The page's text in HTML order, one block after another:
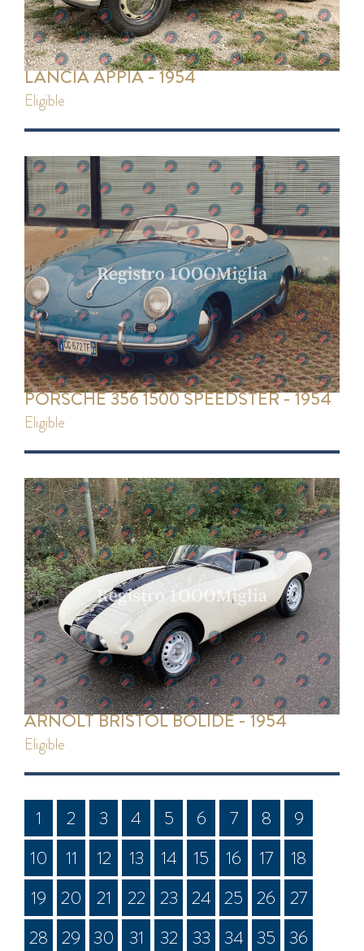
LANCIA APPIA - 1954
eligible
PORSCHE 356 1500 SPEEDSTER - 1954
eligible
ARNOLT BRISTOL BOLIDE - 1954
eligible
1 2 3 4 5 6 7 8
9
10
11 12 13 14 15 16 17
18
19
20 21 22 23 24 25 26
27
28 29 30 31 32 33 34 35 36